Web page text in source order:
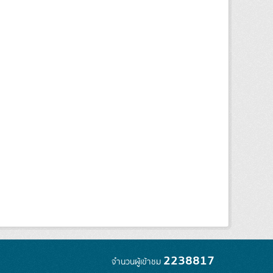
จำนวนผู้เข้าชม 2238817